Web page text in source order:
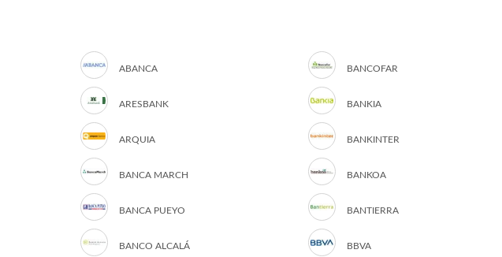
ABANCA
ARESBANK
ARQUIA
BANCA MARCH
BANCA PUEYO
BANCO ALCALÁ
BANCOFAR
BANKIA
BANKINTER
BANKOA
BANTIERRA
BBVA